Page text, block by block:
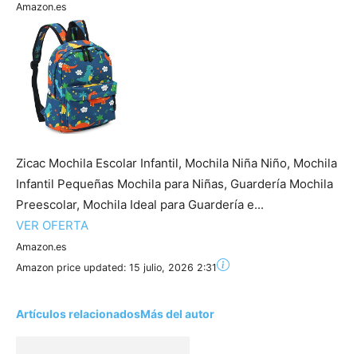
Amazon.es
Zicac Mochila Escolar Infantil, Mochila Niña Niño, Mochila
Infantil Pequeñas Mochila para Niñas, Guardería Mochila
Preescolar, Mochila Ideal para Guardería e...
VER OFERTA
Amazon.es
Amazon price updated: 15 julio, 2026 2:31
Artículos relacionadosMás del autor